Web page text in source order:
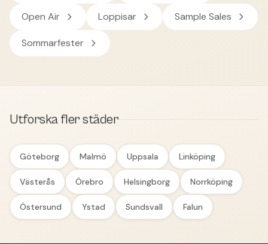
Open Air Loppisar Sample Sales
Sommarfester
Utforska fler städer
Göteborg Malmö Uppsala Linköping
Västerås Örebro Helsingborg Norrköping
Östersund Ystad Sundsvall Falun